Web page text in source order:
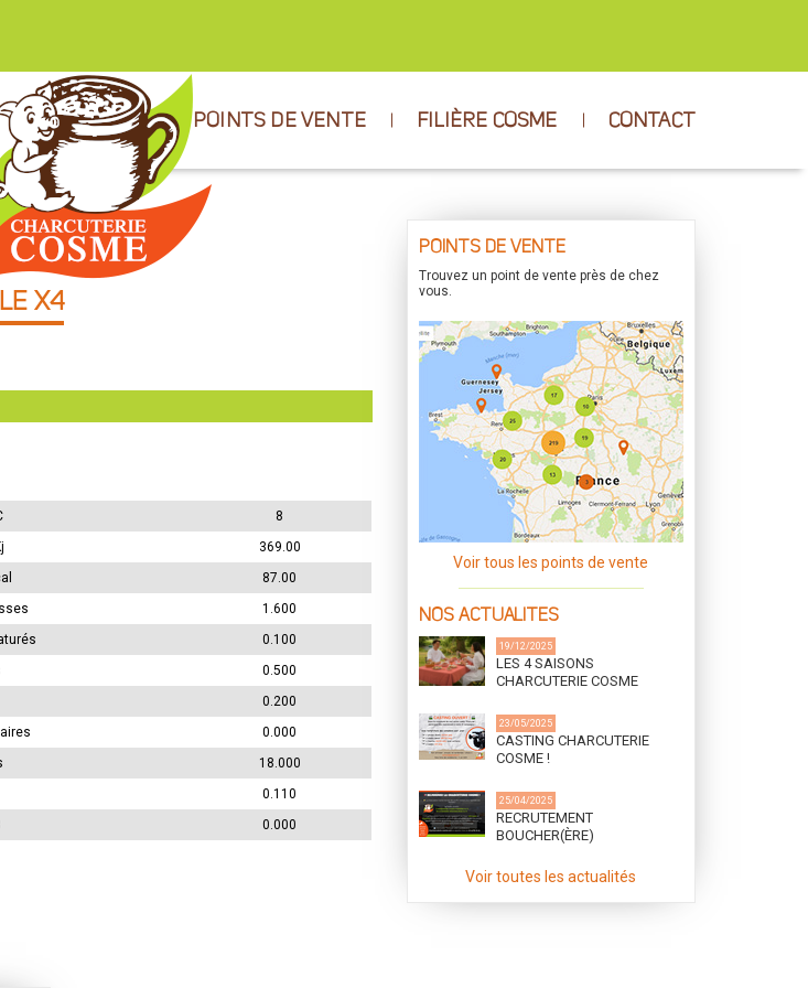
POINTS DE VENTE FILIÈRE COSME CONTACT
VOLAILLE X4
X4
8
369.00
87.00
1.600
0.100
0.500
0.200
0.000
18.000
0.110
0.000
POINTS DE VENTE
Trouvez un point de vente près de chez
vous.
Voir tous les points de vente
NOS ACTUALITES
19/12/2025
LES 4 SAISONS
CHARCUTERIE COSME
23/05/2025
CASTING CHARCUTERIE
COSME !
25/04/2025
RECRUTEMENT
BOUCHER(ÈRE)
CUISINIER(ÈRE)
Voir toutes les actualités